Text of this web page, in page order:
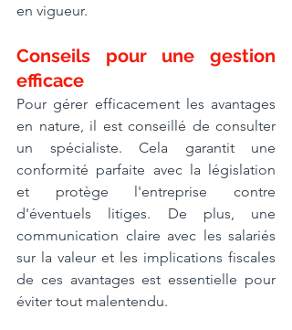
en vigueur.
Conseils pour une gestion
efficace
Pour gérer efficacement les avantages
en nature, il est conseillé de consulter
un spécialiste. Cela garantit une
conformité parfaite avec la législation
et protège l'entreprise contre
d'éventuels litiges. De plus, une
communication claire avec les salariés
sur la valeur et les implications fiscales
de ces avantages est essentielle pour
éviter tout malentendu.